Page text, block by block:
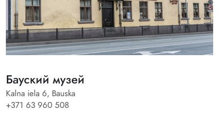
Бауский музей
Kalna iela 6, Bauska
+371 63 960 508